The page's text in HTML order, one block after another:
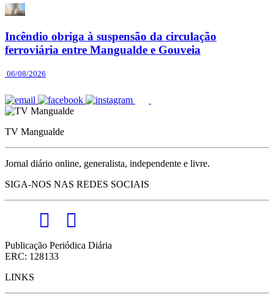
Incêndio obriga à suspensão da circulação
ferroviária entre Mangualde e Gouveia
06/08/2026
TV Mangualde
Jornal diário online, generalista, independente e livre.
SIGA-NOS NAS REDES SOCIAIS
Publicação Periódica Diária
ERC: 128133
LINKS